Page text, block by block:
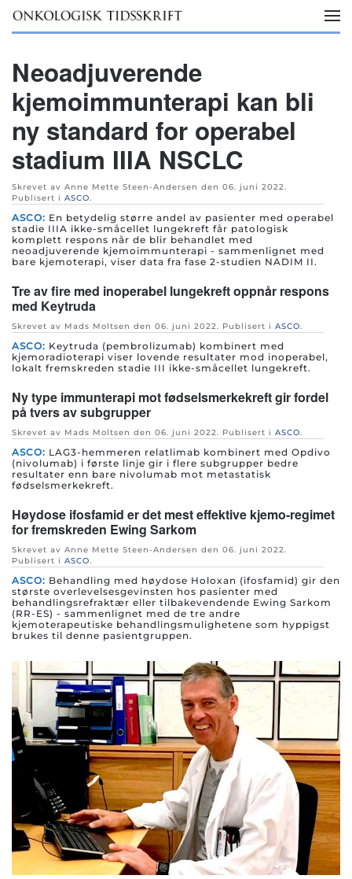
Neoadjuverende
kjemoimmunterapi kan bli
ny standard for operabel
stadium IIIA NSCLC
Skrevet av Anne Mette Steen-Andersen den 06. juni 2022.
Publisert i ASCO.
ASCO: En betydelig større andel av pasienter med operabel
stadie IIIA ikke-småcellet lungekreft får patologisk
komplett respons når de blir behandlet med
neoadjuverende kjemoimmunterapi - sammenlignet med
bare kjemoterapi, viser data fra fase 2-studien NADIM II.
Tre av fire med inoperabel lungekreft oppnår respons
med Keytruda
Skrevet av Mads Moltsen den 06. juni 2022. Publisert i ASCO.
ASCO: Keytruda (pembrolizumab) kombinert med
kjemoradioterapi viser lovende resultater mod inoperabel,
lokalt fremskreden stadie III ikke-småcellet lungekreft.
Ny type immunterapi mot fødselsmerkekreft gir fordel
på tvers av subgrupper
Skrevet av Mads Moltsen den 06. juni 2022. Publisert i ASCO.
ASCO: LAG3-hemmeren relatlimab kombinert med Opdivo
(nivolumab) i første linje gir i flere subgrupper bedre
resultater enn bare nivolumab mot metastatisk
fødselsmerkekreft.
Høydose ifosfamid er det mest effektive kjemo-regimet
for fremskreden Ewing Sarkom
Skrevet av Anne Mette Steen-Andersen den 06. juni 2022.
Publisert i ASCO.
ASCO: Behandling med høydose Holoxan (ifosfamid) gir den
største overlevelsesgevinsten hos pasienter med
behandlingsrefraktær eller tilbakevendende Ewing Sarkom
(RR-ES) - sammenlignet med de tre andre
kjemoterapeutiske behandlingsmulighetene som hyppigst
brukes til denne pasientgruppen.